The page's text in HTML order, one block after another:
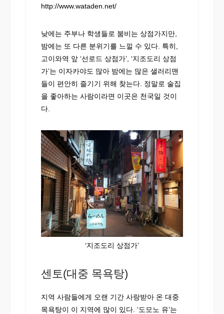
http://www.wataden.net/
낮에는 주부나 학생들로 붐비는 상점가지만,
밤에는 또 다른 분위기를 느낄 수 있다. 특히,
고이와역 앞 ‘선로드 상점가’, ‘지조도리 상점
가’는 이자카야도 많아 밤에는 많은 샐러리맨
들이 편안히 즐기기 위해 찾는다. 정말로 술집
을 좋아하는 사람이라면 이곳은 천국일 것이
다.
‘지조도리 상점가’
센토(대중 목욕탕)
지역 사람들에게 오랜 기간 사랑받아 온 대중
목욕탕이 이 지역에 많이 있다. ‘도모노 유’는